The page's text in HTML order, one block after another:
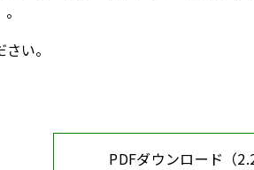
い。
PDFダウンロード（